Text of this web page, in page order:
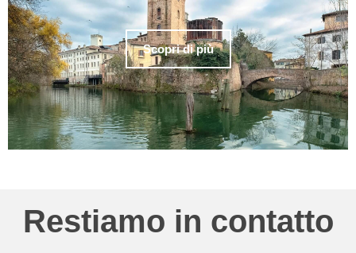
Scopri di più
Restiamo in contatto